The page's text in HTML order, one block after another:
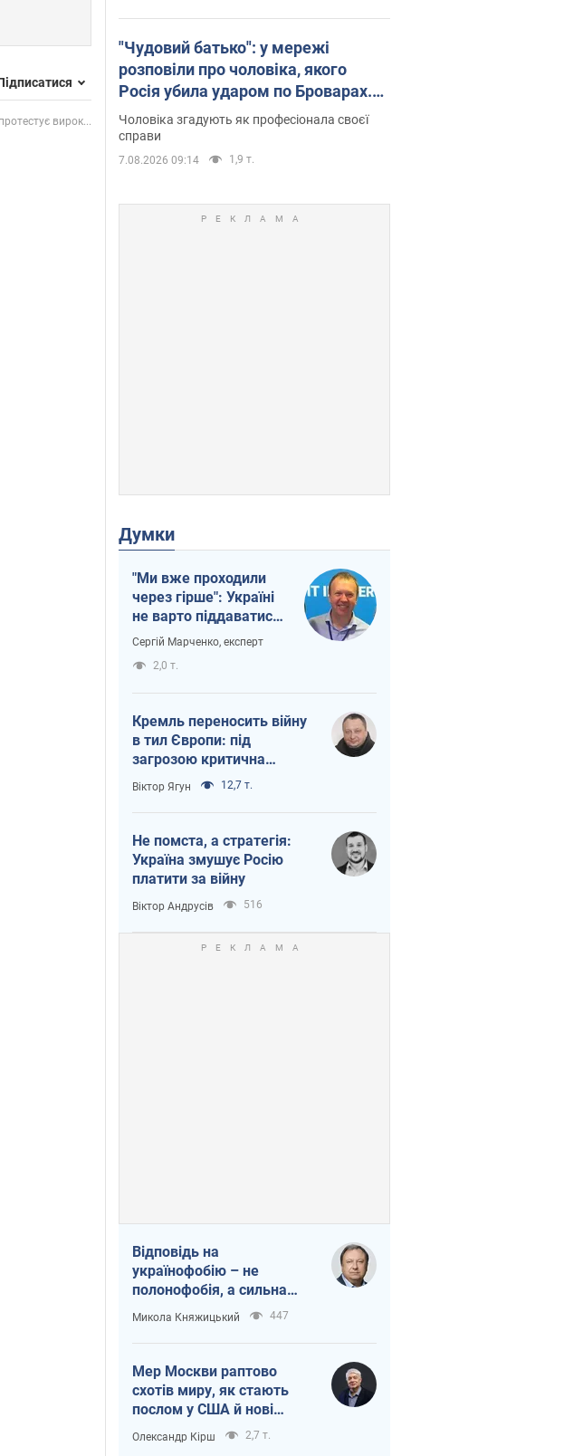
вирок...
"Чудовий батько": у мережі
розповіли про чоловіка, якого
Росія убила ударом по Броварах.
Фото
Чоловіка згадують як професіонала своєї
справи
7.08.2026 09:14 1,9 т.
Думки
"Ми вже проходили
через гірше": Україні
не варто піддаватися
зневірі через
Сергій Марченко, експерт
2,0 т.
Кремль переносить війну
в тил Європи: під
загрозою критична
логістика
Віктор Ягун 12,7 т.
Не помста, а стратегія:
Україна змушує Росію
платити за війну
Віктор Андрусів 516
Відповідь на
українофобію – не
полонофобія, а сильна
українська держава
Микола Княжицький 447
Мер Москви раптово
схотів миру, як стають
послом у США й нові
українські топ-рейтинги
Олександр Кірш 2,7 т.